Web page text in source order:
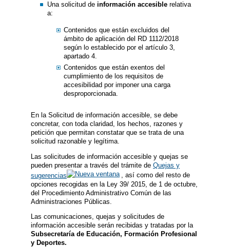
Una solicitud de información accesiblerelativa
a:
Contenidos que están excluidos del
ámbito de aplicación del RD 1112/2018
según lo establecido por el artículo 3,
apartado 4.
Contenidos que están exentos del
cumplimiento de los requisitos de
accesibilidad por imponer una carga
desproporcionada.
En la Solicitud de información accesible, se debe
concretar, con toda claridad, los hechos, razones y
petición que permitan constatar que se trata de una
solicitud razonable y legítima.
Las solicitudes de información accesible y quejas se
pueden presentar a través del trámite de Quejas y
sugerencias
, así como del resto de
opciones recogidas en la Ley 39/ 2015, de 1 de octubre,
del Procedimiento Administrativo Común de las
Administraciones Públicas.
Las comunicaciones, quejas y solicitudes de
información accesible serán recibidas y tratadas por la
Subsecretaría de Educación, Formación Profesional
y Deportes.